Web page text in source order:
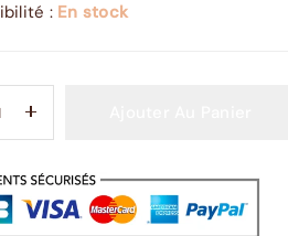
: En stock